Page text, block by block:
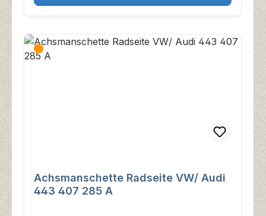
Achsmanschette Radseite VW/ Audi
443 407 285 A